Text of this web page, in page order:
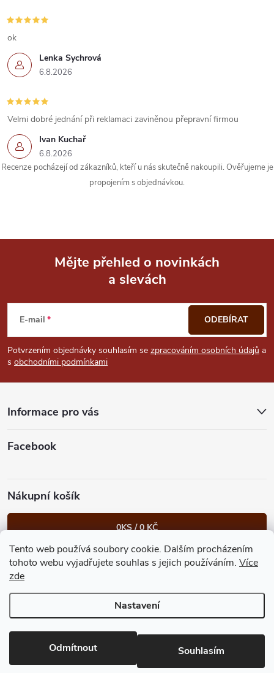
Tento web používá soubory cookie. Dalším procházením
tohoto webu vyjadřujete souhlas s jejich používáním. Více
zde
Nastavení
Odmítnout Souhlasím
Lenka Sychrová
6.8.2026
ok
Ivan Kuchař
6.8.2026
Velmi dobré jednání při reklamaci zaviněnou přepravní firmou
Recenze pocházejí od zákazníků, kteří u nás skutečně nakoupili. Ověřujeme je
propojením s objednávkou.
p
a
Mějte přehled o novinkách
a slevách
E-mail
Potvrzením objednávky souhlasím se zpracováním osobních údajů a
s obchodními podmínkami
ODEBÍRAT
Informace pro vás
Facebook
Nákupní košík
0KS /0 KČ
Heureka.cz Facebook Instagram Bonvolo - přidej se taky
Vytvořil Shoptet Premium
GastroKlub.cz. Všechna práva vyhrazena.
nastavení cookies